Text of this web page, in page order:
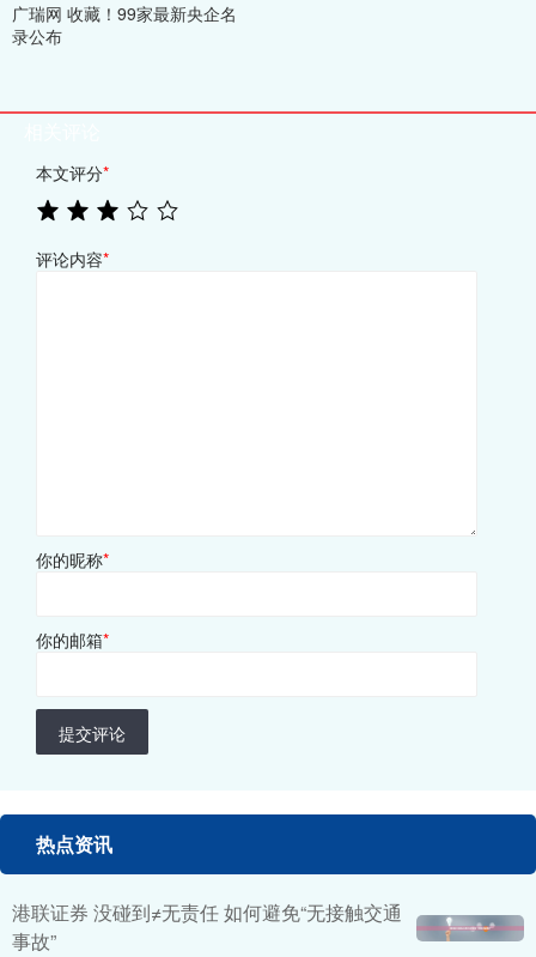
广瑞网 收藏！99家最新央企名
录公布
本文评分*
评论内容*
你的昵称*
你的邮箱*
提交评论
热点资讯
港联证券 没碰到≠无责任 如何避免“无接触交通
事故”